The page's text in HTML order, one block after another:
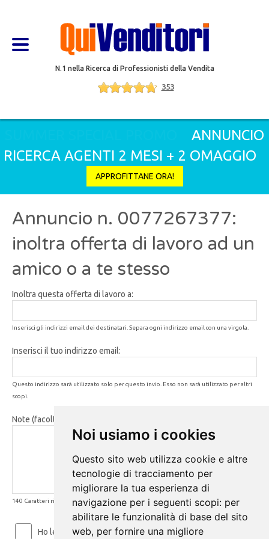
Noi usiamo i cookies
Questo sito web utilizza cookie e altre
tecnologie di tracciamento per
migliorare la tua esperienza di
navigazione per i seguenti scopi: per
abilitare le funzionalità di base del sito
web, per fornire una migliore
N.1 nella Ricerca di Professionisti della Vendita
353
ANNUNCIO
RICERCA AGENTI 2 MESI + 2 OMAGGIO
APPROFITTANE ORA!
Annuncio n. 0077267377:
inoltra offerta di lavoro ad un
amico o a te stesso
Inoltra questa offerta di lavoro a:
Inserisci gli indirizzi email dei destinatari. Separa ogni indirizzo email con una virgola.
Inserisci il tuo indirizzo email:
Questo indirizzo sarà utilizzato solo per questo invio. Esso non sarà utilizzato per altri
scopi.
Note (facoltativo):
140 Caratteri rimanenti
Ho letto ed accetto leCondizioni d'usoe laPrivacy Policy